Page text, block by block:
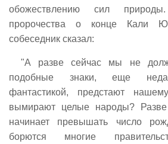
обожествлению сил
пророчества о конце Кали
собеседник сказал:
"А разве сейчас мы не
подобные знаки, еще
фантастикой, предстают
вымирают целые народы?
начинает превышать число
борются многие